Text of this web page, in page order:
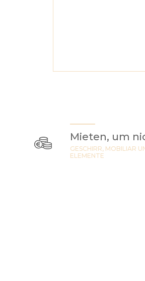
Mieten, um
GESCHIRR, MOBILIAR
ELEMENTE